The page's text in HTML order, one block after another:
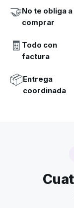
🤝No te obliga a
comprar
🧾 Todo con
factura
📦Entrega
coordinada